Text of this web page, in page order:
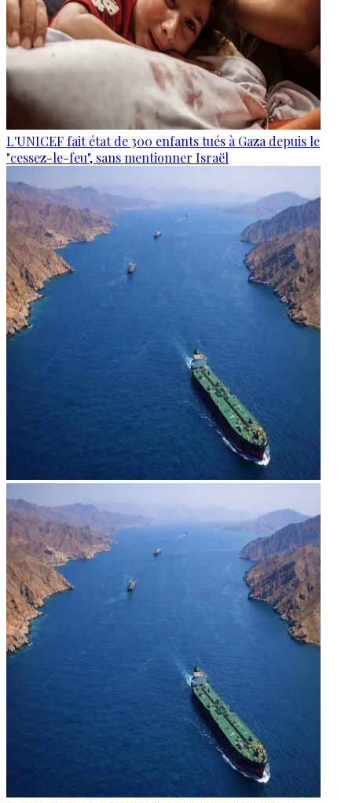
L'UNICEF fait état de 300 enfants tués à Gaza depuis le
"cessez-le-feu", sans mentionner Israël